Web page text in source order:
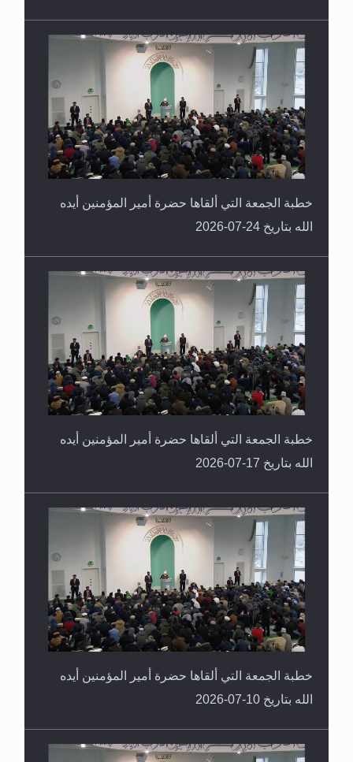
خطبة الجمعة التي ألقاها حضرة أمير المؤمنين أيده
الله بتاريخ 24-07-2026
خطبة الجمعة التي ألقاها حضرة أمير المؤمنين أيده
الله بتاريخ 17-07-2026
خطبة الجمعة التي ألقاها حضرة أمير المؤمنين أيده
الله بتاريخ 10-07-2026